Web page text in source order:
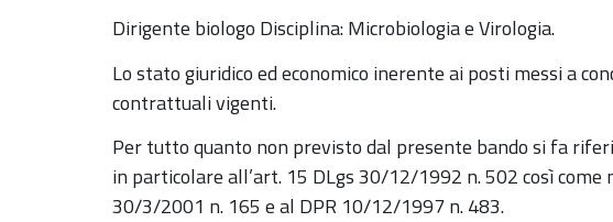
Dirigente biologo Disciplina: Microbiologia e Virologia.
Lo stato giuridico ed economico inerente ai posti messi a
contrattuali vigenti.
Per tutto quanto non previsto dal presente bando si fa
in particolare all’art. 15 DLgs 30/12/1992 n. 502 così
30/3/2001 n. 165 e al DPR 10/12/1997 n. 483.